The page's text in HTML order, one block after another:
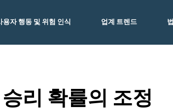
용자 행동 및 위험 인식 업계 트렌드
리 확률의 조정